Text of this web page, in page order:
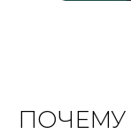
ПОЧЕМУ